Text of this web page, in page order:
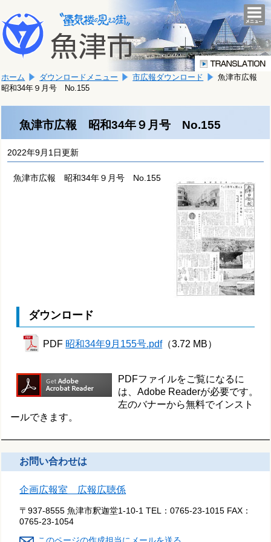
文
へ
移
ま
す。
こ
か
文
で
す。
ホーム ダウンロードメニュー 市広報ダウンロード
魚津市広報
昭和34年９月号 No.155
魚津市広報 昭和34年９月号 No.155
2022年9月1日更新
魚津市広報 昭和34年９月号 No.155
ダウンロード
PDF 昭和34年9月155号.pdf（3.72 MB）
PDFファイルをご覧になるに
は、Adobe Readerが必要です。
左のバナーから無料でインスト
ールできます。
お問い合わせは
企画広報室 広報広聴係
〒937-8555 魚津市釈迦堂1-10-1 TEL：0765-23-1015 FAX：
0765-23-1054